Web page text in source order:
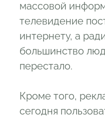
массовой
телевидение
интернету, а
большинство
перестало.
Кроме того,
сегодня